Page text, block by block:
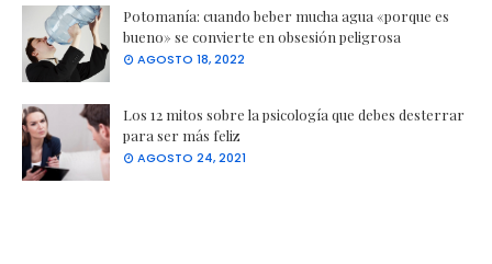
Potomanía: cuando beber mucha agua «porque es
bueno» se convierte en obsesión peligrosa
AGOSTO 18, 2022
Los 12 mitos sobre la psicología que debes desterrar
para ser más feliz
AGOSTO 24, 2021